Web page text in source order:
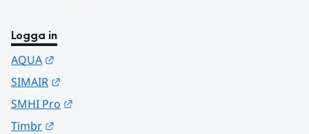
Logga in
AQUA
SIMAIR
SMHI Pro
Timbr